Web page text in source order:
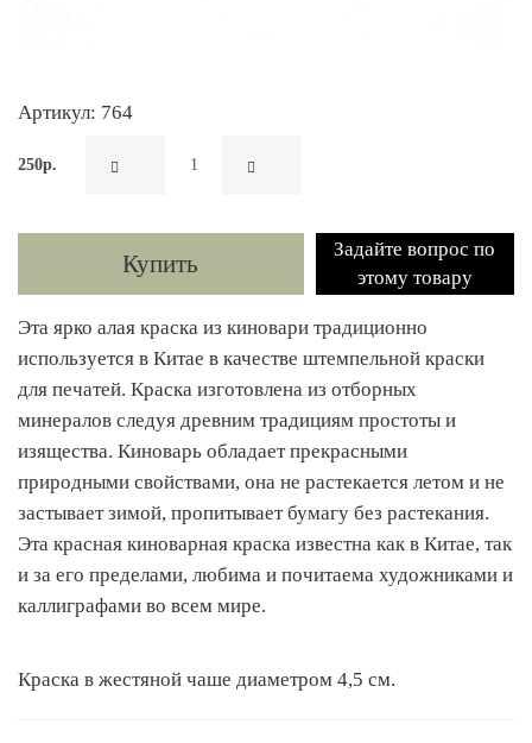
Артикул: 764
250р.
Купить
Задайте вопрос по
этому товару
Эта ярко алая краска из киновари традиционно
используется в Китае в качестве штемпельной краски
для печатей. Краска изготовлена из отборных
минералов следуя древним традициям простоты и
изящества. Киноварь обладает прекрасными
природными свойствами, она не растекается летом и не
застывает зимой, пропитывает бумагу без растекания.
Эта красная киноварная краска известна как в Китае, так
и за его пределами, любима и почитаема художниками и
каллиграфами во всем мире.
Краска в жестяной чаше диаметром 4,5 см.